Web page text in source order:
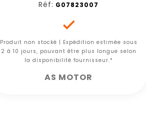
Réf: G07823007

Produit non stocké | Expédition estimée sous
2 à 10 jours, pouvant être plus longue selon
la disponibilité fournisseur.*
AS MOTOR